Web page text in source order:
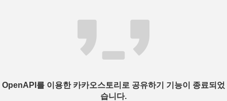
OpenAPI를 이용한 카카오스토리로 공유하기 기능이 종료되었
습니다.